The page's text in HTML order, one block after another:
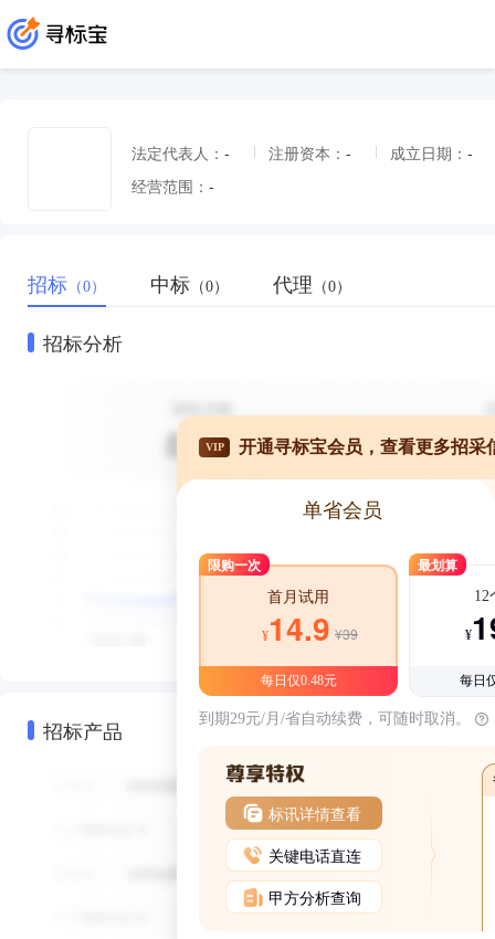
法定代表人： - 注册资本： - 成立日期： -
经营范围： -
招标 （0） 中标 （0） 代理 （0）
招标分析
招标产品
VIP 开通寻标宝会员，查看更多招采
单省会员
限购一次
首月试用
¥14.9 ¥39
每日仅0.48元
最划算
12
¥
每日
到期29元/月/省自动续费，可随时取消。
标讯详情查看
关键电话直连
甲方分析查询